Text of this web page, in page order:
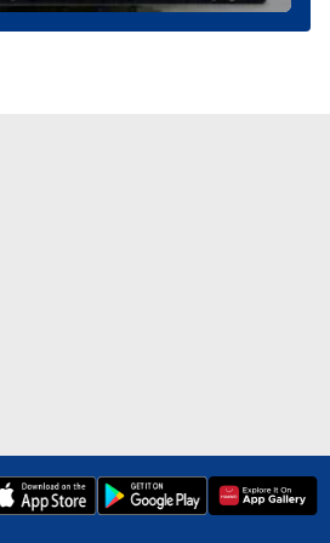
Metnimizi okumak ve sitemizde